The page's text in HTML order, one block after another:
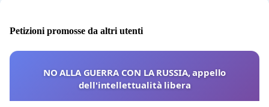
Petizioni promosse da altri utenti
NO ALLA GUERRA CON LA RUSSIA, appello
dell'intellettualità libera